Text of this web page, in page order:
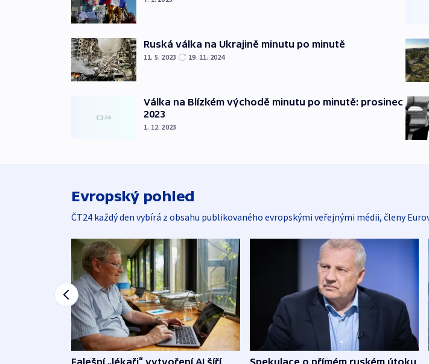
Ruská válka na Ukrajině minutu po minutě
11. 5. 2023 19. 11. 2024
Válka na Blízkém východě minutu po minutě: prosinec
2023
1. 12. 2023
Evropský pohled
ČT24 každý den vybírá z obsahu publikovaného evropskými veřejnými médii, členy
Falešní „lékaři“ vytvoření AI šíří Spekulace o přímém ruském útoku